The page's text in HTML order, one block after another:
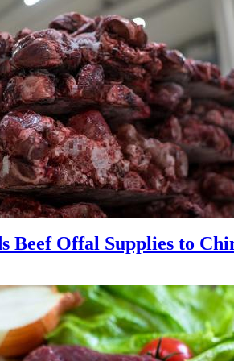
Beef Offal Supplies to